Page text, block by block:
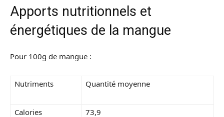
Apports nutritionnels et
énergétiques de la mangue
Pour 100g de mangue :
Nutriments Quantité moyenne
Calories 73,9